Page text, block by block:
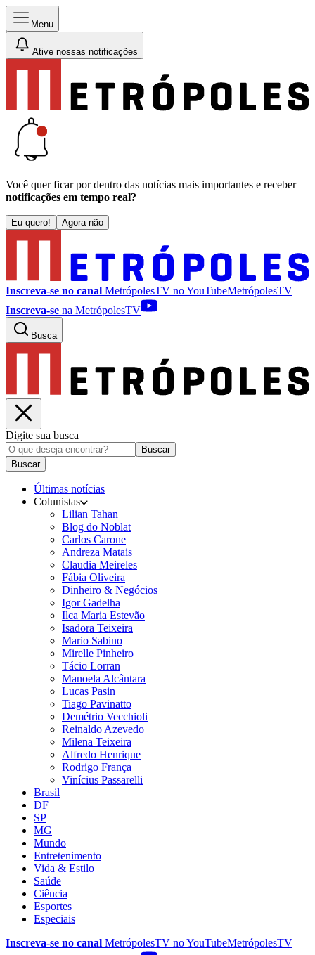
Menu
Ative nossas notificações
Você quer ficar por dentro das notícias mais importantes e receber
notificações em tempo real?
Eu quero! Agora não
Inscreva-se no canal MetrópolesTV noYouTubeMetrópolesTV
Inscreva-se na MetrópolesTV
Busca
Digite sua busca
Buscar
Buscar
Últimas notícias
Colunistas
Lilian Tahan
Blog do Noblat
Carlos Carone
Andreza Matais
Claudia Meireles
Fábia Oliveira
Dinheiro & Negócios
Igor Gadelha
Ilca Maria Estevão
Isadora Teixeira
Mario Sabino
Mirelle Pinheiro
Tácio Lorran
Manoela Alcântara
Lucas Pasin
Tiago Pavinatto
Demétrio Vecchioli
Reinaldo Azevedo
Milena Teixeira
Alfredo Henrique
Rodrigo França
Vinícius Passarelli
Brasil
DF
SP
MG
Mundo
Entretenimento
Vida & Estilo
Saúde
Ciência
Esportes
Especiais
Inscreva-se no canal MetrópolesTV noYouTubeMetrópolesTV